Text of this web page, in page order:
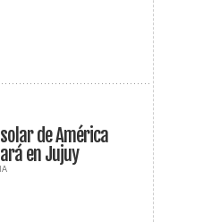
de América
en Jujuy